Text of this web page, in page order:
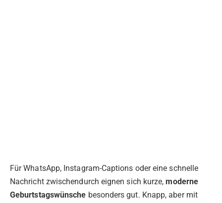
Für WhatsApp, Instagram-Captions oder eine schnelle
Nachricht zwischendurch eignen sich kurze,moderne
Geburtstagswünsche besonders gut. Knapp, aber mit